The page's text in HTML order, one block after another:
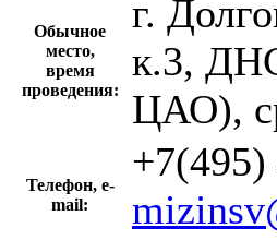
Обычное
место,
время
проведения:
г.
к.3,
ЦАО),
Телефон, e-
mail:
+7(495)